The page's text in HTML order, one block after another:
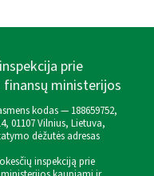
prie
finansų ministerijos
kodas — 188659752,
01107 Vilnius, Lietuva,
dėžutės adresas
inspekciją prie